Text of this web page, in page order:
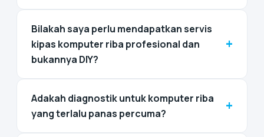
Bilakah saya perlu mendapatkan servis
kipas komputer riba profesional dan
bukannya DIY?
+
Adakah diagnostik untuk komputer riba
yang terlalu panas percuma?
+